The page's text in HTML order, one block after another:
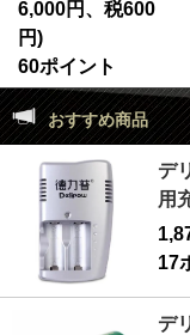
6,000円、税600
円)
60ポイント
おすすめ商品
デ
用
17
デ